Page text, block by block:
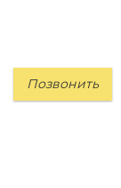
Позвонить